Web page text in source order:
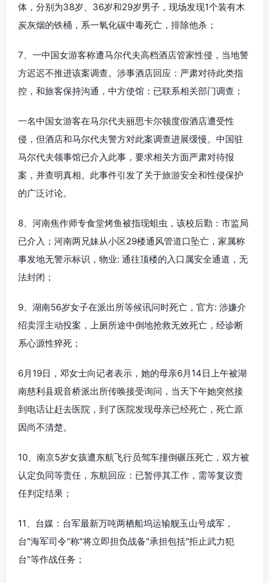
体，分别为38岁、36岁和29岁男子，现场发现1个装有木
炭灰烟的铁桶，系一氧化碳中毒死亡，排除他杀；
7、一中国女游客称遭马尔代夫高档酒店管家性侵，当地警
方迟迟不推进该案调查。涉事酒店回应：严肃对待此类指
控，和旅客保持沟通，中方使馆：已联系相关部门调查；
一名中国女游客在马尔代夫丽思卡尔顿度假酒店遭受性
侵，但酒店和马尔代夫警方对此案调查进展缓慢。中国驻
马尔代夫领事馆已介入此事，要求相关方面严肃对待报
案，并查明真相。此事件引发了关于旅游安全和性侵保护
的广泛讨论。
8、河南焦作师专食堂烤鱼被指现蛆虫，该校后勤：市监局
已介入；河南两兄妹从小区29楼通风管道口坠亡，家属称
事发地无警示标识，物业: 通往顶楼的入口属安全通道，无
法封闭；
9、湖南56岁女子在派出所等候讯问时死亡，官方: 涉嫌介
绍卖淫主动投案，上厕所途中倒地抢救无效死亡，经诊断
系心源性猝死；
6月19日，邓女士向记者表示，她的母亲6月14日上午被湖
南慈利县观音桥派出所传唤接受询问，当天下午她突然接
到电话让赶去医院，到了医院发现母亲已经死亡，死亡原
因尚不清楚。
10、南京5岁女孩遭东航飞行员驾车撞倒碾压死亡，双方被
认定负同等责任，东航回应：已暂停其工作，需等复议责
任判定结果；
11、台媒：台军最新万吨两栖船坞运输舰玉山号成军，
台"海军司令"称"将立即担负战备"承担包括"拒止武力犯
台"等作战任务；